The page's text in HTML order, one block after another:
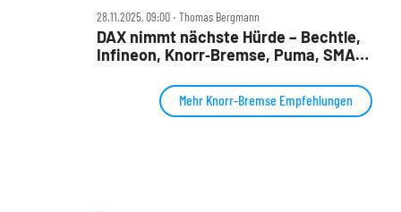
28.11.2025, 09:00 ‧ Thomas Bergmann
DAX nimmt nächste Hürde – Bechtle,
Infineon, Knorr‑Bremse, Puma, SMA
Mehr Knorr-Bremse Empfehlungen